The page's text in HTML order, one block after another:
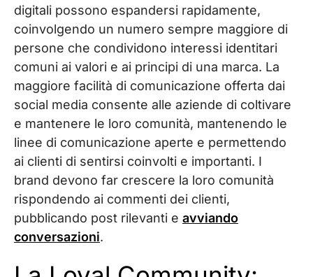
digitali possono espandersi rapidamente,
coinvolgendo un numero sempre maggiore di
persone che condividono interessi identitari
comuni ai valori e ai principi di una marca. La
maggiore facilità di comunicazione offerta dai
social media consente alle aziende di coltivare
e mantenere le loro comunità, mantenendo le
linee di comunicazione aperte e permettendo
ai clienti di sentirsi coinvolti e importanti. I
brand devono far crescere la loro comunità
rispondendo ai commenti dei clienti,
pubblicando post rilevanti e avviando
conversazioni.